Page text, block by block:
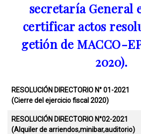
secretaría General
certificar actos
getión de MACCO-
2020).
RESOLUCIÓN DIRECTORIO N° 01-2021
(Cierre del ejercicio fiscal 2020)
RESOLUCIÓN DIRECTORIO N°02-2021
(Alquiler de arriendos,minibar,auditorio)